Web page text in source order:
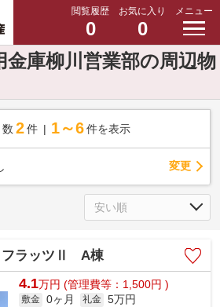
閲覧履歴
0
お気に入り
0
メニュー
金庫柳川営業部の周辺物
数 2 件 1～6 件を表示
変更
フラッツⅡ A棟
4.1万円 (管理費等：1,500円 )
敷金 0ヶ月 礼金 5万円